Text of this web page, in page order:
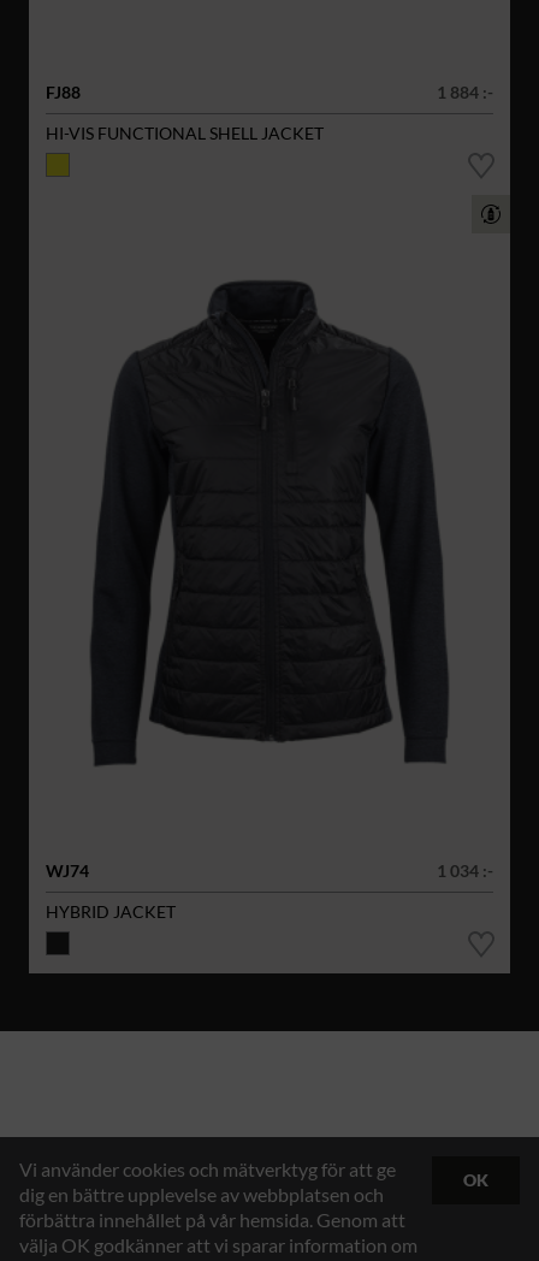
FJ88
1 884 :-
HI-VIS FUNCTIONAL SHELL JACKET
WJ74
1 034 :-
HYBRID JACKET
Vi använder cookies och mätverktyg för att ge
dig en bättre upplevelse av webbplatsen och
förbättra innehållet på vår hemsida. Genom att
välja OK godkänner att vi sparar information om
OK